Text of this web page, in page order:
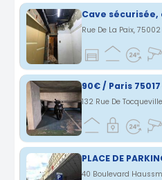
Rue De La Paix, 75002
132 Rue De
PLACE DE